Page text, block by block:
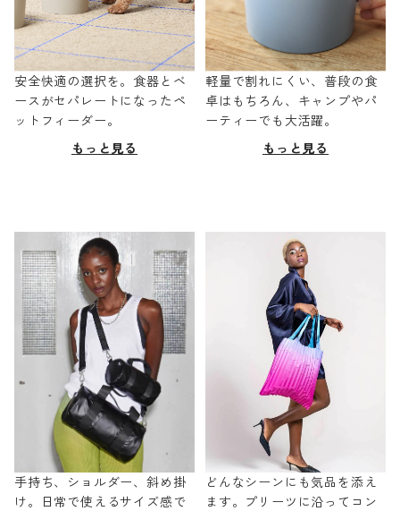
安全快適の選択を。食器とベ
ースがセパレートになったペ
ットフィーダー。
もっと見る
軽量で割れにくい、普段の食
卓はもちろん、キャンプやパ
ーティーでも大活躍。
もっと見る
手持ち、ショルダー、斜め掛
け。日常で使えるサイズ感で
どんなシーンにも気品を添え
ます。プリーツに沿ってコン